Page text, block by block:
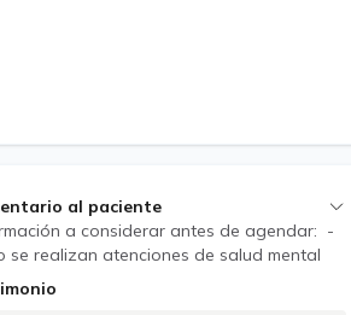
al paciente
a considerar antes de agendar: -
se realizan atenciones de salud mental
consultar con médico de la especialidad